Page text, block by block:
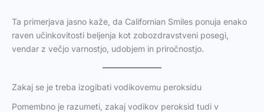
Ta primerjava jasno kaže, da Californian Smiles ponuja enako
raven učinkovitosti beljenja kot zobozdravstveni posegi,
vendar z večjo varnostjo, udobjem in priročnostjo.
Zakaj se je treba izogibati vodikovemu peroksidu
Pomembno je razumeti, zakaj vodikov peroksid tudi v